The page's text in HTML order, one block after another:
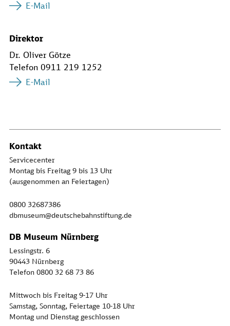
E-Mail
Direktor
Dr. Oliver Götze
Telefon 0911 219 1252
E-Mail
Kontakt
Servicecenter
Montag bis Freitag 9 bis 13 Uhr
(ausgenommen an Feiertagen)
0800 32687386
dbmuseum@deutschebahnstiftung.de
DB Museum Nürnberg
Lessingstr. 6
90443 Nürnberg
Telefon 0800 32 68 73 86
Mittwoch bis Freitag 9-17 Uhr
Samstag, Sonntag, Feiertage 10-18 Uhr
Montag und Dienstag geschlossen